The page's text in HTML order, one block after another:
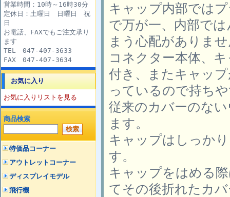
営業時間：10時～16時30分
定休日：土曜日 日曜日 祝
日
お電話、FAXでもご注文承り
ます
TEL 047-407-3633
FAX 047-407-3634
お気に入り
お気に入りリストを見る
商品検索
特価品コーナー
アウトレットコーナー
ディスプレイモデル
飛行機
キャップ内部では
で万が一、内部で
まう心配がありま
コネクター本体、
付き、またキャッ
っているので持ち
従来のカバーのな
ます。
キャップはしっか
す。
キャップをはめる
てその後折れたカ